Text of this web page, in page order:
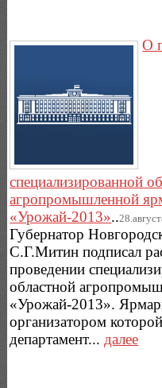
О
специализированной
агропромышленной
«Урожай-2013»..
Губернатор
С.Г.Митин подписал
проведении
областной
«Урожай-2013».
организатором
департамент... далее